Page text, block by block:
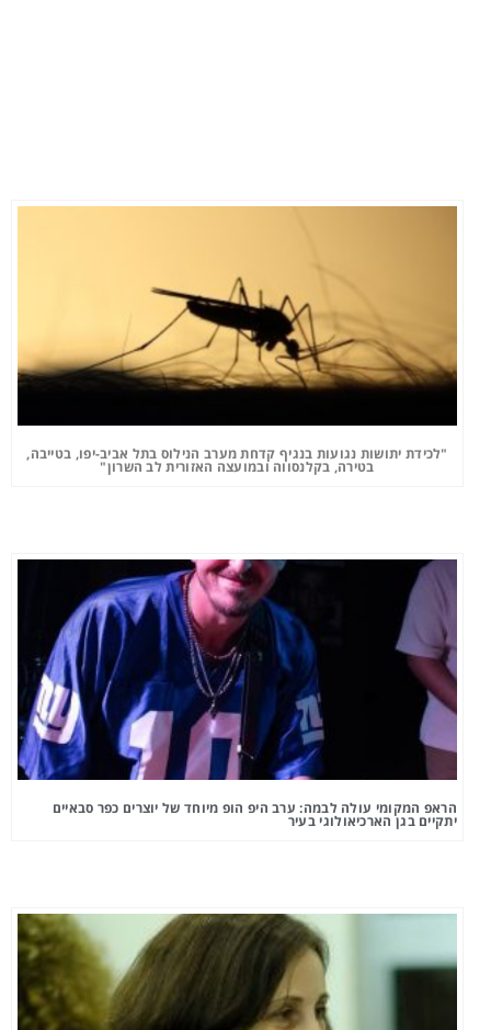
"לכידת יתושות נגועות בנגיף קדחת מערב הנילוס בתל אביב-יפו, בטייבה,
בטירה, בקלנסווה ובמועצה האזורית לב השרון"
הראפ המקומי עולה לבמה: ערב היפ הופ מיוחד של יוצרים כפר סבאיים
יתקיים בגן הארכיאולוגי בעיר